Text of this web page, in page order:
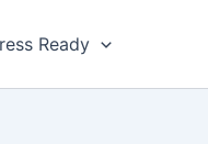
Ready